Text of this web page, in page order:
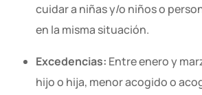
cuidar a niñas y/o niños o
en la misma situación.
Excedencias: Entre enero y
hijo o hija, menor acogido o